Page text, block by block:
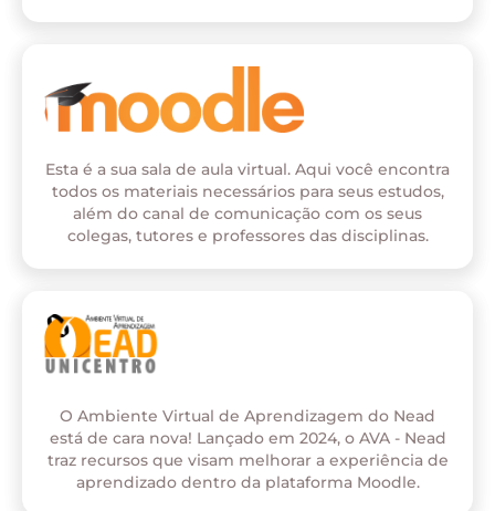
Esta é a sua sala de aula virtual. Aqui você encontra
todos os materiais necessários para seus estudos,
além do canal de comunicação com os seus
colegas, tutores e professores das disciplinas.
O Ambiente Virtual de Aprendizagem do Nead
está de cara nova! Lançado em 2024, o AVA - Nead
traz recursos que visam melhorar a experiência de
aprendizado dentro da plataforma Moodle.